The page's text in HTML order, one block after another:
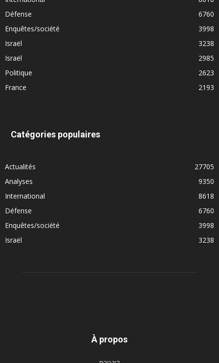
Défense
6760
Enquêtes/société
3998
Israël
3238
Israël
2985
Politique
2623
France
2193
Catégories populaires
Actualités
27705
Analyses
9350
International
8618
Défense
6760
Enquêtes/société
3998
Israël
3238
À propos